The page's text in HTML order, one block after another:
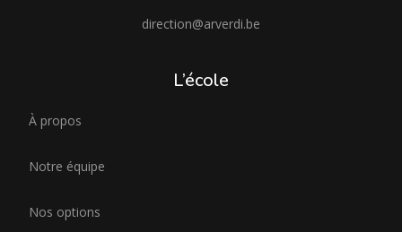
direction@arverdi.be
L’école
À propos
Notre équipe
Nos options